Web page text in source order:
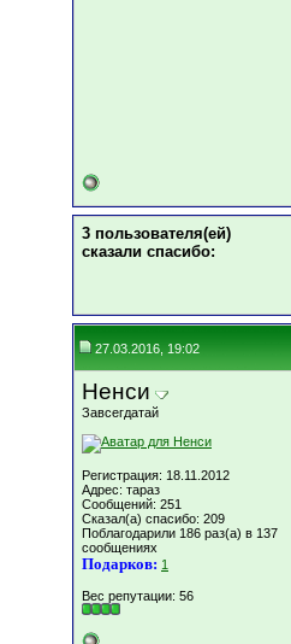
3 пользователя(ей)
сказали cпасибо:
27.03.2016, 19:02
Ненси
Завсегдатай
Регистрация: 18.11.2012
Адрес: тараз
Сообщений: 251
Сказал(а) спасибо: 209
Поблагодарили 186 раз(а) в 137
сообщениях
Подарков: 1
Вес репутации: 56